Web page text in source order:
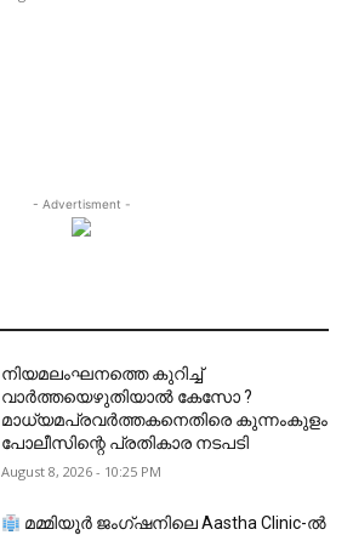
- Advertisment -
നിയമലംഘനത്തെ കുറിച്ച്
വാർത്തയെഴുതിയാൽ കേസോ ?
മാധ്യമപ്രവർത്തകനെതിരെ കുന്നംകുളം
പോലീസിന്റെ പ്രതികാര നടപടി
August 8, 2026 - 10:25 PM
മമ്മിയൂർ ജംഗ്ഷനിലെ Aastha Clinic-ൽ